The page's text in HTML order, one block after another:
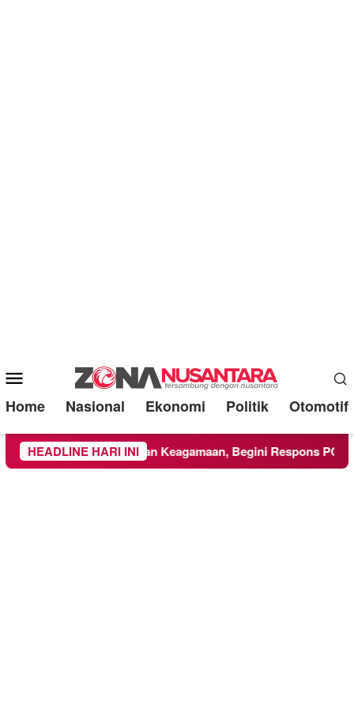
Mobile
Menu
Home Nasional Ekonomi Politik Otomotif
HEADLINE HARI INI
Ikuti Kegiatan Keagamaan, Begini Respons PCNU dan